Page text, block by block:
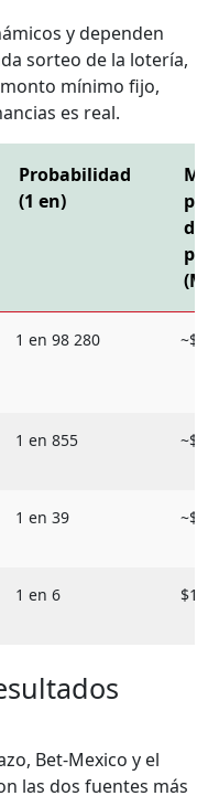
y dependen
sorteo de la lotería,
mínimo fijo,
es real.
Probabilidad
(1 en)
1 en 98 280
1 en 855
1 en 39
1 en 6
Bet-Mexico y el
las dos fuentes más